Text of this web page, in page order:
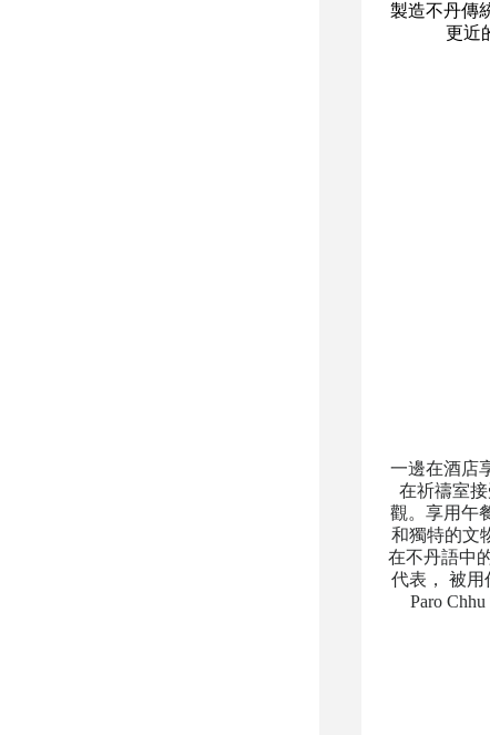
製造不丹傳
更近
一邊在酒店
在祈禱室
觀。享用午
和獨特的文
在不丹語中
代表， 被用
Paro